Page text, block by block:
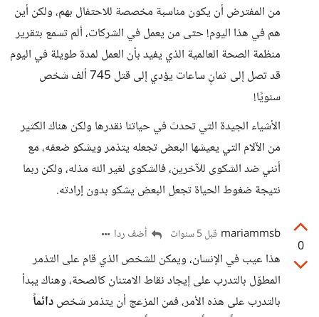
من المفترض أن يكون مناسبة مخصصة للاحتفال بهم، ولكن أين
هم في هذا اليوم! حتى من يعمل في الشركات، ألم تسمع بتقرير
منظمة الصحة العالمية الذي يفيد بأن العمل لمدة طويلة في اليوم
قد تصل إلى ثمانٍ ساعات يؤدي إلى قتل 745 ألف شخص
سنويًا!
الأشياء الجيدة التي تحدث في حياتنا نقدرها ولكن هناك الكثير
من الآلام التي يعيشها البعض تجعله يتذمر ويشكو ضعفه، مع
أنني ضد الشكوى للآخرين، فالشكوى لغير الله مذله، ولكن ربما
نتيجة ضغوط الحياة تجعل البعض يشكو بدون إرادته.
0
mariammsb قبل 5 سنوات أضف ردا
هذا عيب في الإنسان، ويمكن للشخص الذي قام على التذمر
المطوّل بالتدرب على إيجاد نقاط الامتنان كالصحة، وهناك يبدأ
بالتدرب على هذه الأمر، فمن المزعج أن يتذمر شخصدائماً